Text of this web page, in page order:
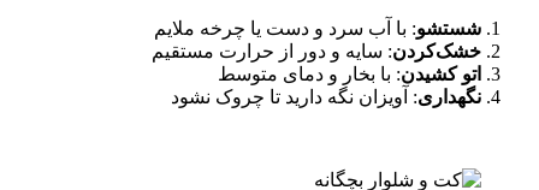
: با آب سرد و دست یا چرخه ملایم
: سایه و دور از حرارت مستقیم
کشیدن: با بخار و دمای متوسط
: آویزان نگه دارید تا چروک نشود